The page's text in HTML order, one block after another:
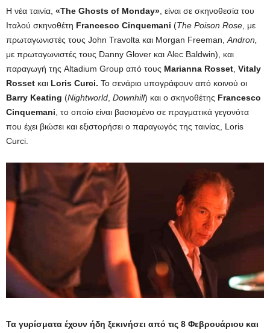
Η νέα ταινία, «The Ghosts of Monday» , είναι σε σκηνοθεσία του
Ιταλού σκηνοθέτη Francesco Cinquemani (The Poison Rose , με
πρωταγωνιστές τους John Travolta και Morgan Freeman, Andron,
με πρωταγωνιστές τους Danny Glover και Alec Baldwin), και
παραγωγή της Altadium Group από τους Marianna Rosset Vitaly
Rosset και Loris Curci. Το σενάριο υπογράφουν από κοινού οι
Barry Keating (Nightworld Downhill) και ο σκηνοθέτης Francesco
Cinquemani , το οποίο είναι βασισμένο σε πραγματικά γεγονότα
που έχει βιώσει και εξιστορήσει ο παραγωγός της ταινίας, Loris
Curci.
Τα γυρίσματα έχουν ήδη ξεκινήσει από τις 8 Φεβρουάριου και